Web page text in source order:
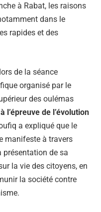
à Rabat, les raisons
dans le
rapides et des
de la séance
organisé par le
des oulémas
l’épreuve de l’évolution
a expliqué que le
manifeste à travers
de sa
la vie des citoyens, en
la société contre